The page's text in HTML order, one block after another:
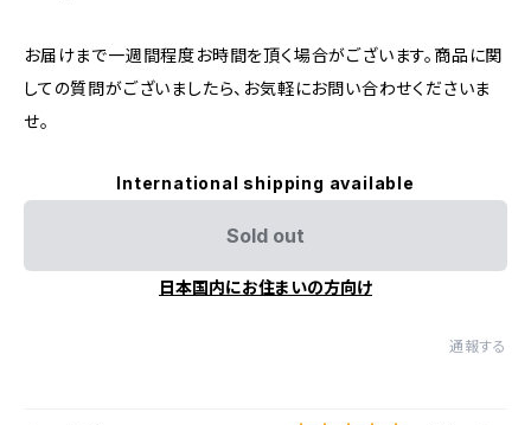
お届けまで一週間程度お時間を頂く場合がございます。商品に関
しての質問がございましたら、お気軽にお問い合わせくださいま
せ。
International shipping available
Sold out
日本国内にお住まいの方向け
通報する